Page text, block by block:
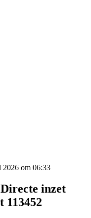
2026 om 06:33
inzet
113452